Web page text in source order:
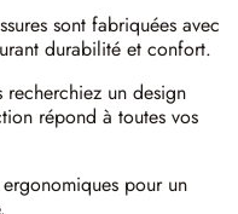
sont fabriquées avec
durabilité et confort.
recherchiez un design
répond à toutes vos
pour un